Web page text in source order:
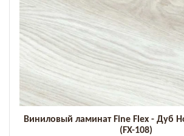
Виниловый ламинат Fine Flex - Дуб
(FX-108)